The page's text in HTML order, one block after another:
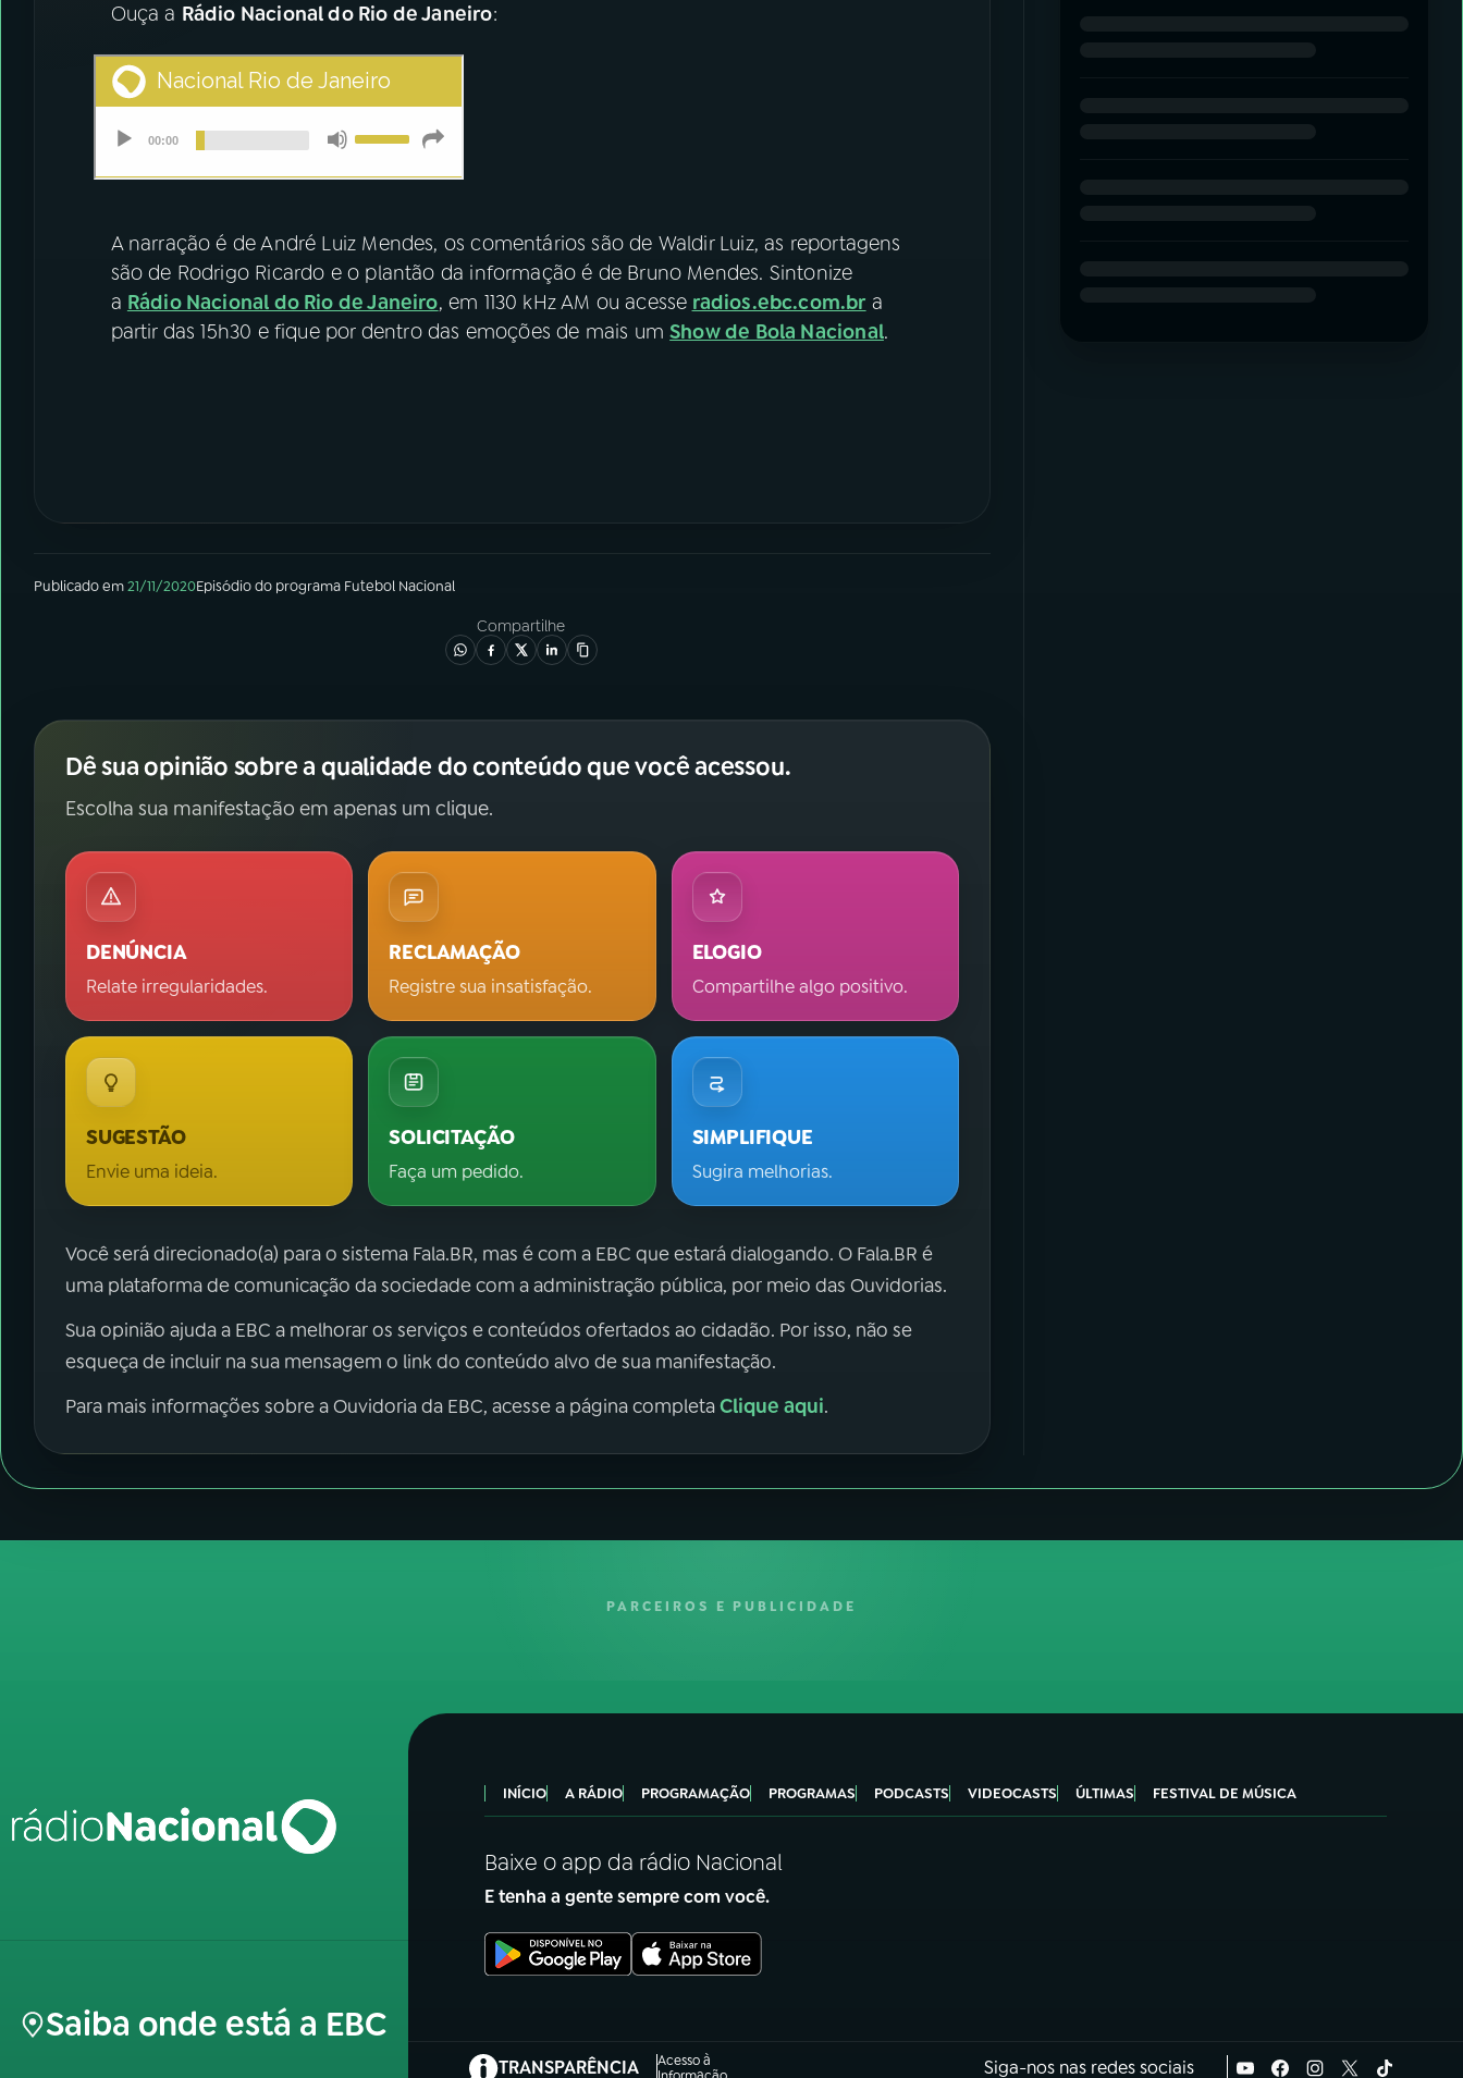
Ouça a Rádio Nacional do Rio de Janeiro:
A narração é de André Luiz Mendes, os comentários são de Waldir Luiz, as reportagens
são de Rodrigo Ricardo e o plantão da informação é de Bruno Mendes. Sintonize
a Rádio Nacional do Rio de Janeiro, em 1130 kHz AM ou acesse radios.ebc.com.br a
partir das 15h30 e fique por dentro das emoções de mais umShow de Bola Nacional.
Publicado em21/11/2020Episódiodo programa Futebol Nacional
Compartilhe
Dê sua opinião sobre a qualidade do conteúdo que você acessou.
Escolha sua manifestação em apenas um clique.
DENÚNCIA
Relate irregularidades.
RECLAMAÇÃO
Registre sua insatisfação.
ELOGIO
Compartilhe algo positivo.
SUGESTÃO
Envie uma ideia.
SOLICITAÇÃO
Faça um pedido.
SIMPLIFIQUE
Sugira melhorias.
Você será direcionado(a) para o sistema Fala.BR, mas é com a EBC que estará dialogando. O Fala.BR é
uma plataforma de comunicação da sociedade com a administração pública, por meio das Ouvidorias.
Sua opinião ajuda a EBC a melhorar os serviços e conteúdos ofertados ao cidadão. Por isso, não se
esqueça de incluir na sua mensagem o link do conteúdo alvo de sua manifestação.
Para mais informações sobre a Ouvidoria da EBC, acesse a página completaClique aqui.
PARCEIROS E PUBLICIDADE
Saiba onde está a EBC
INÍCIO A RÁDIO PROGRAMAÇÃO PROGRAMAS PODCASTS VIDEOCASTS ÚLTIMAS FESTIVAL DE MÚSICA
Baixe o app da rádio Nacional
E tenha a gente sempre com você.
TRANSPARÊNCIA
Acesso à
Siga-nos nas redes sociais